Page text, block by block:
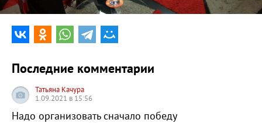
Последние комментарии
Татьяна Качура
1.09.2021 в 15:56
Надо организовать сначало победу